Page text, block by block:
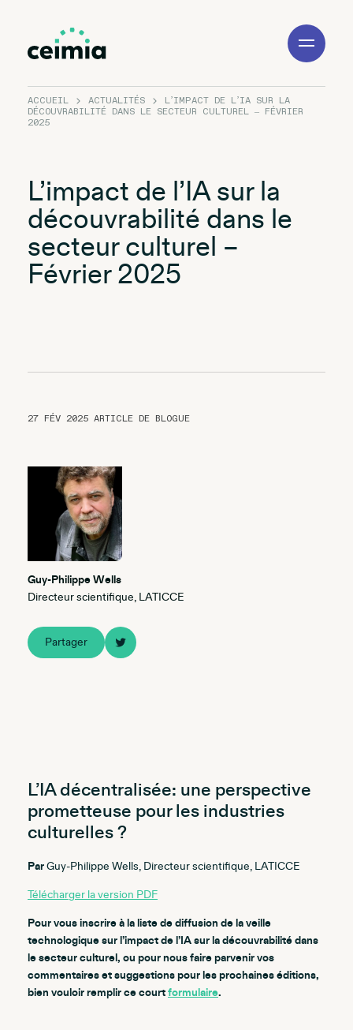
Toggle
Navigation
ACCUEIL ACTUALITÉS
L’IMPACT DE L’IA SUR LA
DÉCOUVRABILITÉ DANS LE SECTEUR CULTUREL – FÉVRIER
2025
27 FÉV 2025 ARTICLE DE BLOGUE
Guy-Philippe Wells
Directeur scientifique, LATICCE
Partager
L’impact de l’IA sur la
découvrabilité dans le
secteur culturel –
Février 2025
L’IA décentralisée: une perspective
prometteuse pour les industries
culturelles ?
ParGuy-Philippe Wells, Directeur scientifique, LATICCE
Télécharger la version PDF
Pour vous inscrire à la liste de diffusion de la veille
technologique sur l’impact de l’IA sur la découvrabilité dans
le secteur culturel, ou pour nous faire parvenir vos
commentaires et suggestions pour les prochaines éditions,
bien vouloir remplir ce courtformulaire.